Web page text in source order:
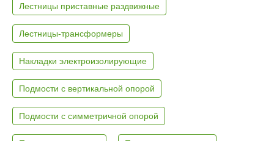
Лестницы приставные раздвижные
Лестницы-трансформеры
Накладки электроизолирующие
Подмости с вертикальной опорой
Подмости с симметричной опорой